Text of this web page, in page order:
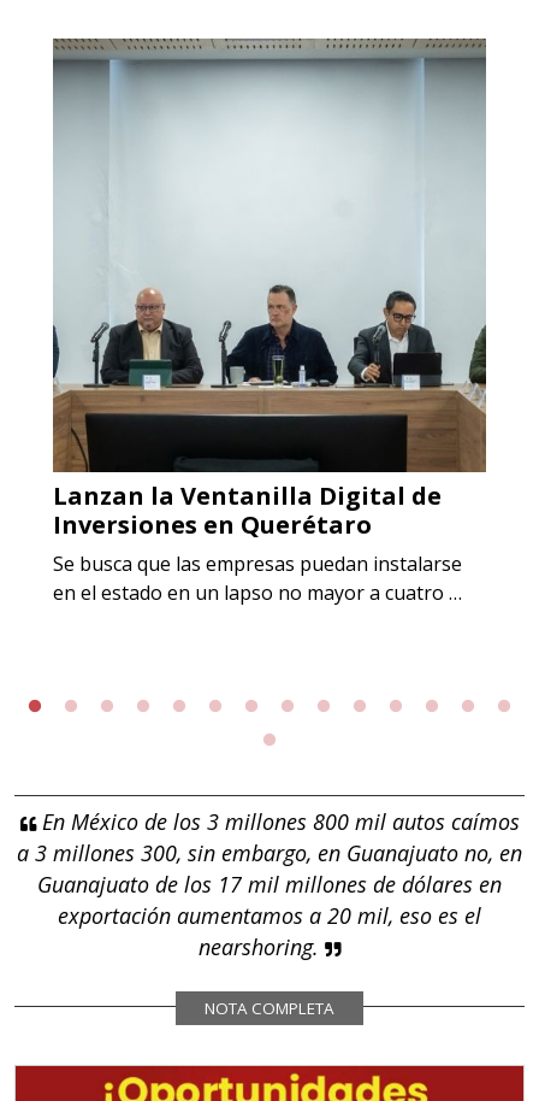
Lanzan la Ventanilla Digital de
Inversiones en Querétaro
Se busca que las empresas puedan instalarse
en el estado en un lapso no mayor a cuatro …
En México de los 3 millones 800 mil autos caímos
a 3 millones 300, sin embargo, en Guanajuato no, en
Guanajuato de los 17 mil millones de dólares en
exportación aumentamos a 20 mil, eso es el
nearshoring.
NOTA COMPLETA